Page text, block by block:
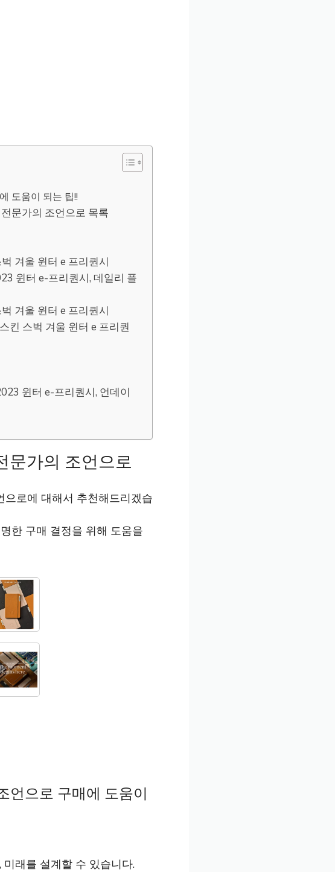
도움이 되는 팁!!
문가의 조언으로 목록
겨울 윈터 e 프리퀀시
윈터 e-프리퀀시, 데일리 플
겨울 윈터 e 프리퀀시
킨 스벅 겨울 윈터 e 프리퀀
윈터 e-프리퀀시, 언데이
문가의 조언으로
로에 대해서 추천해드리겠습
한 구매 결정을 위해 도움을
언으로 구매에 도움이
래를 설계할 수 있습니다.